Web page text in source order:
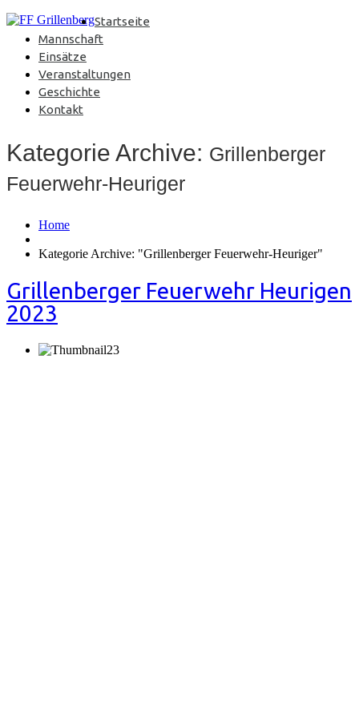
Startseite
Mannschaft
Einsätze
Veranstaltungen
Geschichte
Kontakt
Kategorie Archive: Grillenberger
Feuerwehr-Heuriger
Home
Kategorie Archive: "Grillenberger Feuerwehr-Heuriger"
Grillenberger Feuerwehr Heurigen
2023